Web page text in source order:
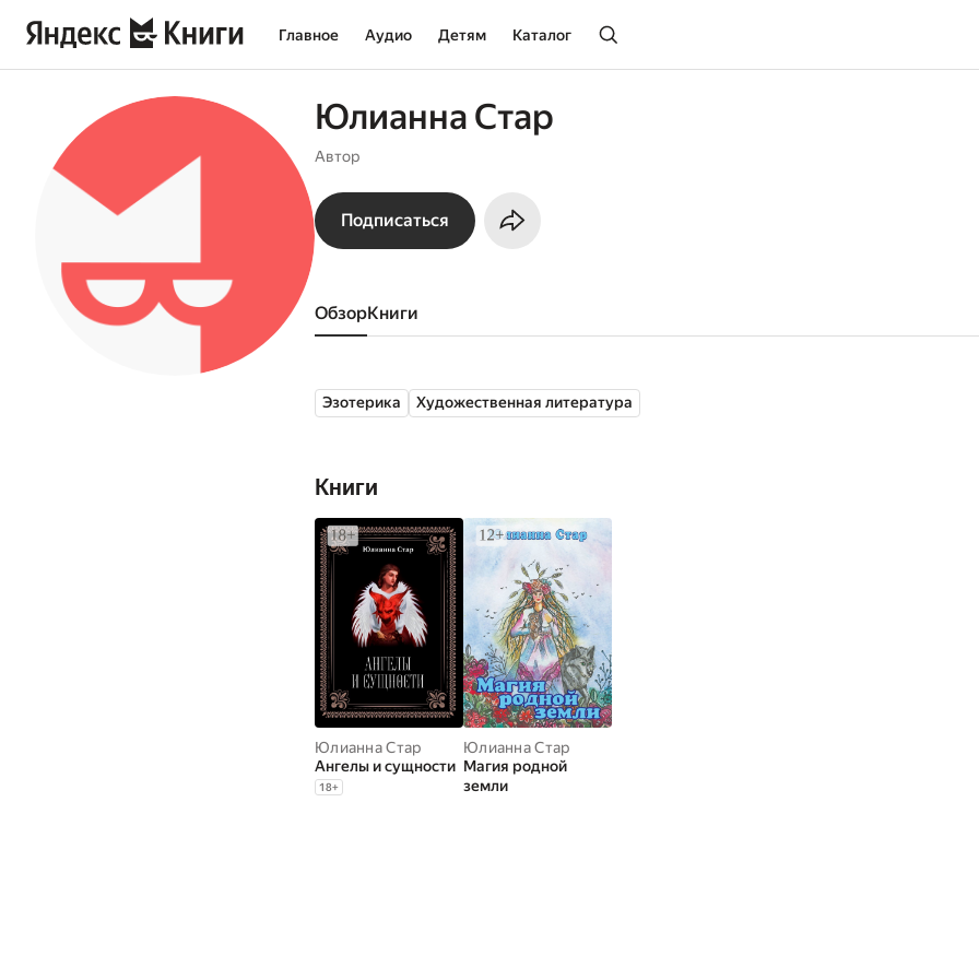
Главное Аудио Детям Каталог
Юлианна Стар
Автор
Подписаться
Обзор книги
Эзотерика Художественная литература
Книги
Юлианна Стар
Ангелы и сущности
18+
Юлианна Стар
Магия родной
земли